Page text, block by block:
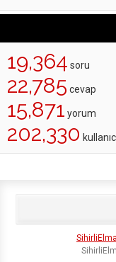
19,364 soru
22,785 cevap
15,871 yorum
202,330
SihirliElma